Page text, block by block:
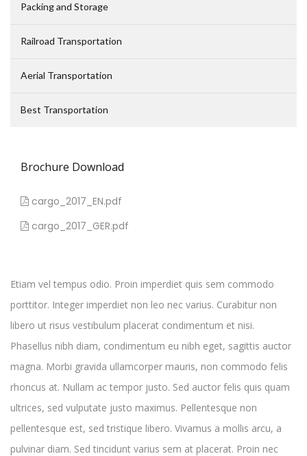
Packing and Storage
Railroad Transportation
Aerial Transportation
Best Transportation
Brochure Download
cargo_2017_EN.pdf
cargo_2017_GER.pdf
Etiam vel tempus odio. Proin imperdiet quis sem commodo
porttitor. Integer imperdiet non leo nec varius. Curabitur non
libero ut risus vestibulum placerat condimentum et nisi.
Phasellus nibh diam, condimentum eu nibh eget, sagittis auctor
magna. Morbi gravida ullamcorper mauris, non commodo felis
rhoncus at. Nullam ac tempor justo. Sed auctor felis quis quam
ultrices, sed vulputate justo maximus. Pellentesque non
pellentesque est, sed tristique libero. Vivamus a mollis arcu, a
pulvinar diam. Sed tincidunt varius sem at placerat. Proin nec